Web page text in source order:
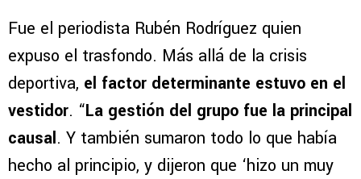
Fue el periodista Rubén Rodríguez quien
expuso el trasfondo. Más allá de la crisis
deportiva, el factor determinante estuvo en el
vestidor. “La gestión del grupo fue la principal
causal. Y también sumaron todo lo que había
hecho al principio, y dijeron que ‘hizo un muy